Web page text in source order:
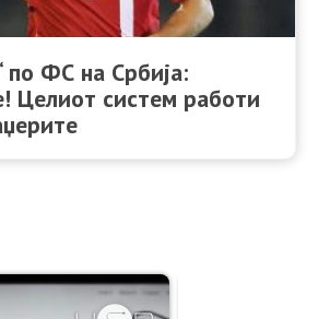
по ФС на Србија:
Целиот систем работи